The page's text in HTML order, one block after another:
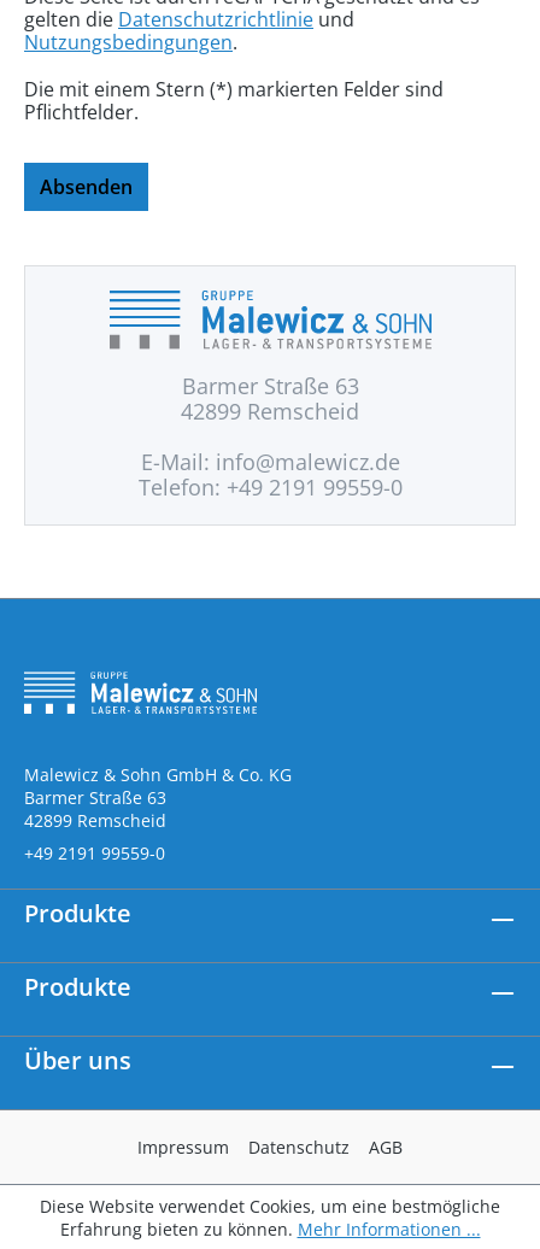
gelten die Datenschutzrichtlinie und
Nutzungsbedingungen.
Die mit einem Stern (*) markierten Felder sind
Pflichtfelder.
Absenden
Barmer Straße 63
42899 Remscheid
E-Mail: info@malewicz.de
Telefon: +49 2191 99559-0
Malewicz & Sohn GmbH & Co. KG
Barmer Straße 63
42899 Remscheid
+49 2191 99559-0
Produkte
Produkte
Über uns
Impressum Datenschutz AGB
Diese Website verwendet Cookies, um eine bestmögliche
Erfahrung bieten zu können. Mehr Informationen ...